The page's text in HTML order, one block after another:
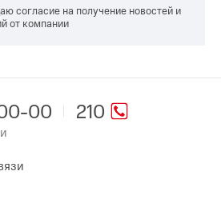
согласие на получение новостей и
от компании
210
00